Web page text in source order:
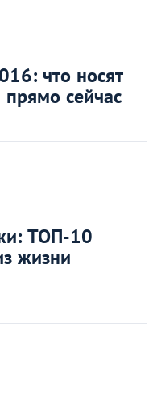
что носят
сейчас
ТОП-10
жизни